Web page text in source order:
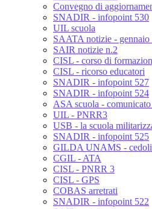
Convegno di
SNADIR - infopoint 530
UIL scuola
SAATA notizie - gennaio
SAIR notizie n.2
CISL - corso di
CISL - ricorso educatori
SNADIR - infopoint 527
SNADIR - infopoint 524
ASA scuola - comunicato
UIL - PNRR3
USB - la scuola
SNADIR - infopoint 525
GILDA UNAMS -
CGIL - ATA
CISL - PNRR 3
CISL - GPS
COBAS arretrati
SNADIR - infopoint 522